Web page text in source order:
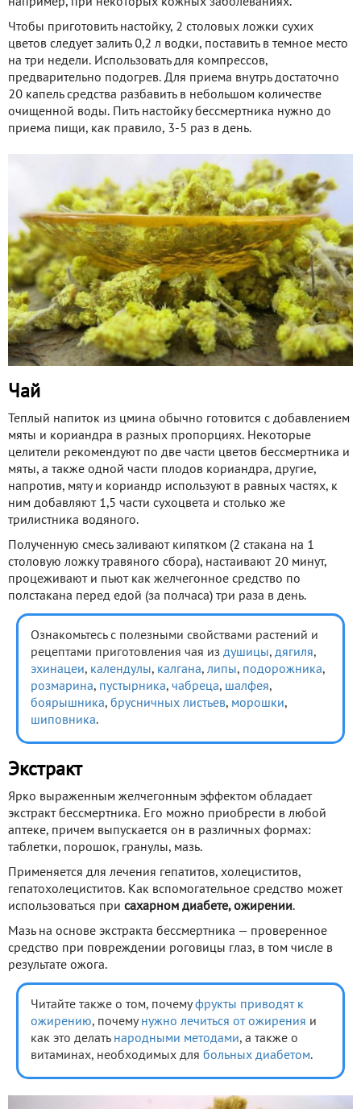
Чтобы приготовить настойку, 2 столовых ложки сухих
цветов следует залить 0,2 л водки, поставить в темное место
на три недели. Использовать для компрессов,
предварительно подогрев. Для приема внутрь достаточно
20 капель средства разбавить в небольшом количестве
очищенной воды. Пить настойку бессмертника нужно до
приема пищи, как правило, 3-5 раз в день.
Чай
Теплый напиток из цмина обычно готовится с добавлением
мяты и кориандра в разных пропорциях. Некоторые
целители рекомендуют по две части цветов бессмертника и
мяты, а также одной части плодов кориандра, другие,
напротив, мяту и кориандр используют в равных частях, к
ним добавляют 1,5 части сухоцвета и столько же
трилистника водяного.
Полученную смесь заливают кипятком (2 стакана на 1
столовую ложку травяного сбора), настаивают 20 минут,
процеживают и пьют как желчегонное средство по
полстакана перед едой (за полчаса) три раза в день.
Ознакомьтесь с полезными свойствами растений и
рецептами приготовления чая из душицы, дягиля,
эхинацеи, календулы, калгана, липы, подорожника,
розмарина, пустырника, чабреца, шалфея,
боярышника, брусничных листьев, морошки,
шиповника.
Экстракт
Ярко выраженным желчегонным эффектом обладает
экстракт бессмертника. Его можно приобрести в любой
аптеке, причем выпускается он в различных формах:
таблетки, порошок, гранулы, мазь.
Применяется для лечения гепатитов, холециститов,
гепатохолециститов. Как вспомогательное средство может
использоваться при сахарном диабете, ожирении.
Мазь на основе экстракта бессмертника — проверенное
средство при повреждении роговицы глаз, в том числе в
результате ожога.
Читайте также о том, почемуфрукты приводят к
ожирению, почему нужно лечиться от ожирения и
как это делать народными методами, а также о
витаминах, необходимых для больных диабетом.